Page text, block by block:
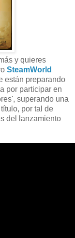
y quieres
SteamWorld
están preparando
por participar en
superando una
por tal de
del lanzamiento